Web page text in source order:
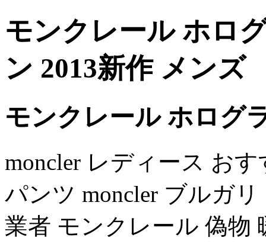
モンクレール ホロ
ン 2013新作 メンズ
モンクレール ホログ
moncler レディース お
パンツ moncler ブルガ
業者 モンクレール 偽物